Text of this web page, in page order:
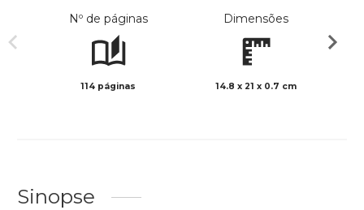
Nº de páginas
114 páginas
Dimensões
14.8 x 21 x 0.7 cm
Sinopse